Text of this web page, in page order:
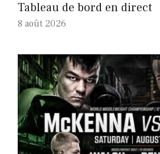
Tableau de bord en direct
8 août 2026